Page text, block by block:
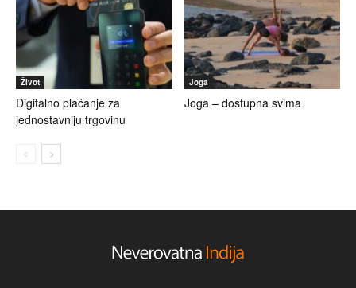
Život
Digitalno plaćanje za
jednostavniju trgovinu
Joga
Joga – dostupna svima